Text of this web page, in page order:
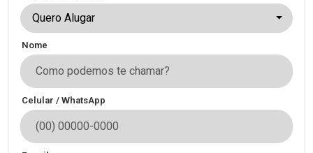
Quero Alugar
Nome
Celular / WhatsApp